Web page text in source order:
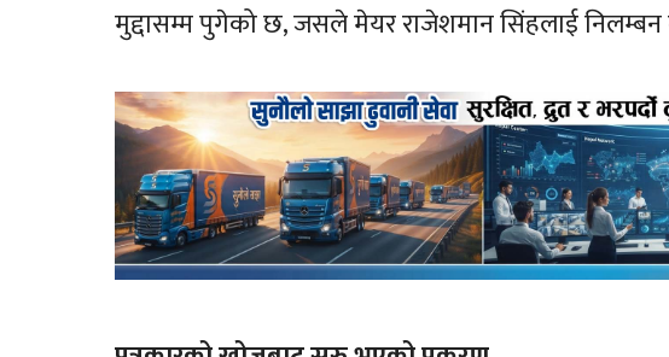
मुद्दासम्म पुगेको छ, जसले मेयर राजेशमान सिंहलाई निलम्बन